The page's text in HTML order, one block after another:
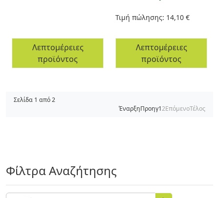
Λεπτομέρειες
προϊόντος
Τιμή πώλησης: 14,10 €
Λεπτομέρειες
προϊόντος
Σελίδα 1 από 2
ΈναρξηΠροηγ12ΕπόμενοΤέλος
Φίλτρα Αναζήτησης